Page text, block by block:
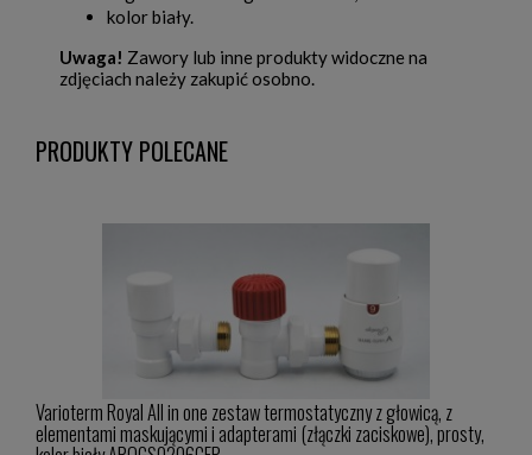
kolor biały.
Uwaga! Zawory lub inne produkty widoczne na
zdjęciach należy zakupić osobno.
PRODUKTY POLECANE
Varioterm Royal All in one zestaw termostatyczny z głowicą, z
elementami maskującymi i adapterami (złączki zaciskowe), prosty,